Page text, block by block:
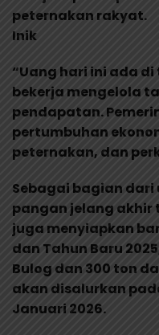
peternakan rakyat.
Inik
“Uang hari ini ada
bekerja mengelola
pendapatan.
pertumbuhan
peternakan, dan
Sebagai bagian
pangan jelang akhir
juga menyiapkan
dan Tahun Baru
Bulog dan 300 ton
akan disalurkan
Januari 2026.